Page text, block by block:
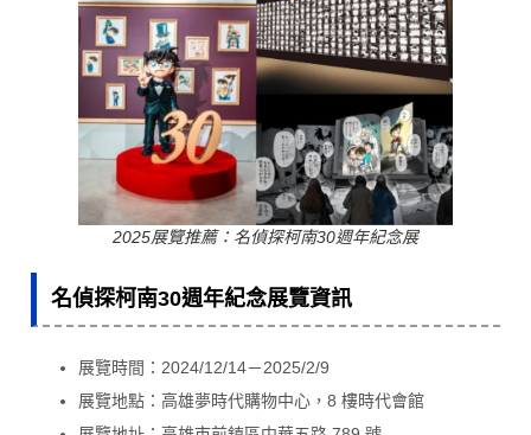
2025展覽推薦：名偵探柯南30週年紀念展
名偵探柯南30週年紀念展覽資訊
展覽時間：2024/12/14－2025/2/9
展覽地點：高雄夢時代購物中心，8 樓時代會館